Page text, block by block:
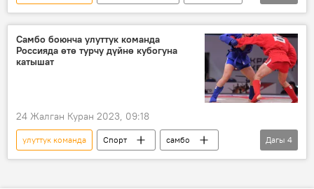
Азия чемпионаты
күрөш балбан
Самбо боюнча улуттук команда
Россияда өтө турчу дүйнө кубогуна
катышат
24 Жалган Куран 2023, 09:18
улуттук команда Спорт
самбо
катышуу
Москва
Россия
Дагы 4